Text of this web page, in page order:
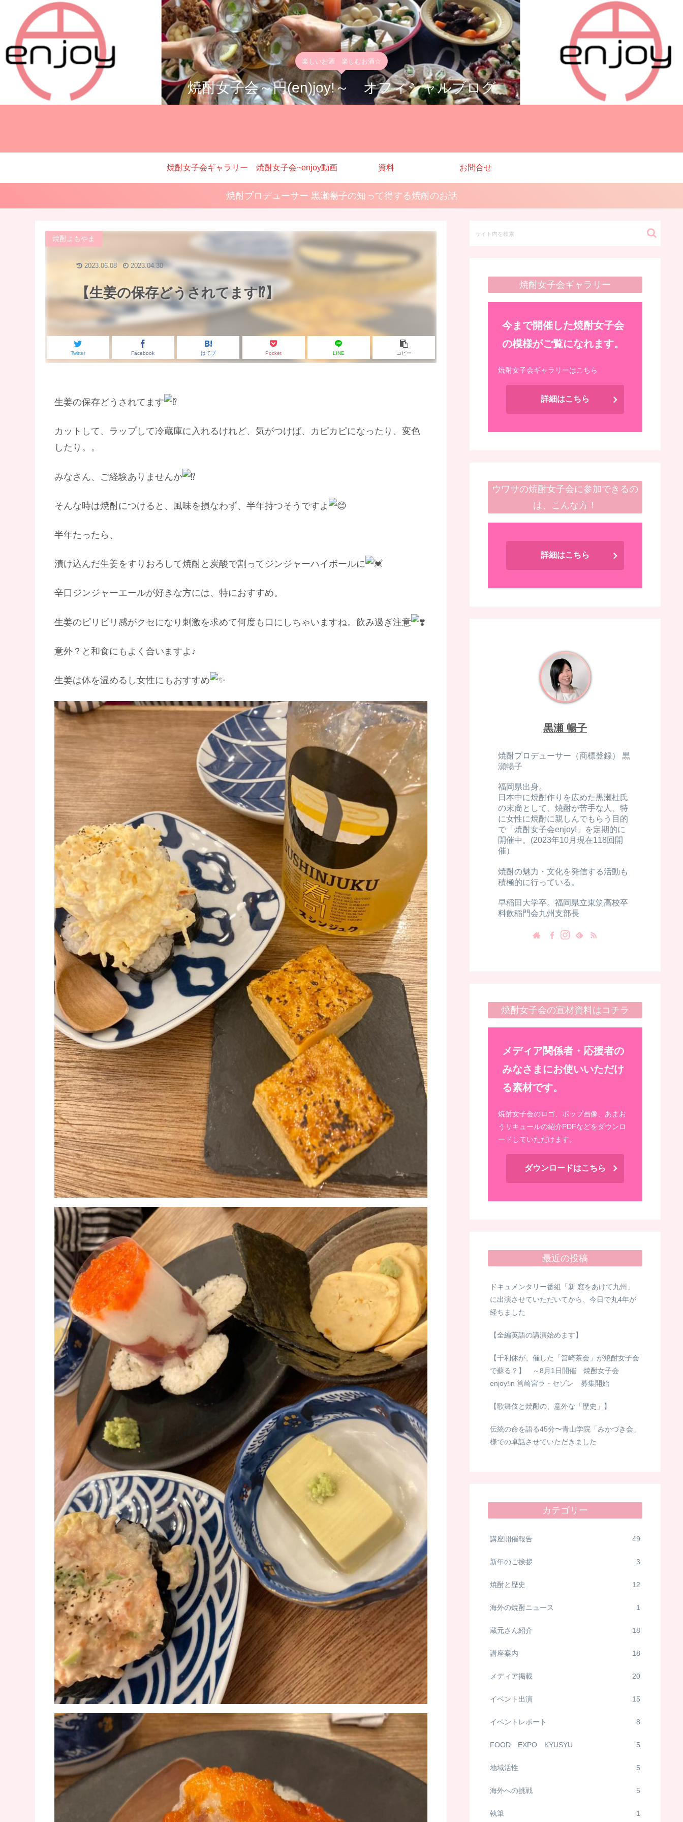
楽しいお酒 楽しむお酒☆
焼酎女子会～円(en)joy!～ オフィシャルブログ
焼酎女子会ギャラリー 焼酎女子会~enjoy動画 資料 お問合せ
焼酎プロデューサー 黒瀬暢子の知って得する焼酎のお話
【生姜の保存どうされてます⁉️】
焼酎よもやま
Twitter Facebook はてブ Pocket LINE コピー
2023.06.08 2023.04.30
生姜の保存どうされてます
カットして、ラップして冷蔵庫に入れるけれど、気がつけば、カピカピになったり、変色
したり。。
みなさん、ご経験ありませんか
そんな時は焼酎につけると、風味を損なわず、半年持つそうですよ
半年たったら、
漬け込んだ生姜をすりおろして焼酎と炭酸で割ってジンジャーハイボールに
辛口ジンジャーエールが好きな方には、特におすすめ。
生姜のピリピリ感がクセになり刺激を求めて何度も口にしちゃいますね。飲み過ぎ注意
意外？と和食にもよく合いますよ♪
生姜は体を温めるし女性にもおすすめ
焼酎女子会ギャラリー
今まで開催した焼酎女子会
の模様がご覧になれます。
焼酎女子会ギャラリーはこちら
詳細はこちら
ウワサの焼酎女子会に参加できるの
は、こんな方！
詳細はこちら
黒瀬 暢子
焼酎プロデューサー（商標登録） 黒
瀬暢子
福岡県出身。
日本中に焼酎作りを広めた黒瀬杜氏
の末裔として、焼酎が苦手な人、特
に女性に焼酎に親しんでもらう目的
で「焼酎女子会enjoy!」を定期的に
開催中。(2023年10月現在118回開
催）
焼酎の魅力・文化を発信する活動も
積極的に行っている。
早稲田大学卒。福岡県立東筑高校卒
料飲稲門会九州支部長
焼酎女子会の宣材資料はコチラ
メディア関係者・応援者の
みなさまにお使いいただけ
る素材です。
焼酎女子会のロゴ、ポップ画像、あまお
うリキュールの紹介PDFなどをダウンロ
ードしていただけます。
ダウンロードはこちら
最近の投稿
ドキュメンタリー番組「新 窓をあけて九州」
に出演させていただいてから、今日で丸4年が
経ちました
【全編英語の講演始めます】
【千利休が、催した「筥崎茶会」が焼酎女子会
で蘇る？】 ～8月1日開催 焼酎女子会
enjoy!in 筥崎宮ラ・セゾン 募集開始
【歌舞伎と焼酎の、意外な「歴史」】
伝統の命を語る45分〜青山学院「みかづき会」
様での卓話させていただきました
カテゴリー
講座開催報告 49
新年のご挨拶 3
焼酎と歴史 12
海外の焼酎ニュース 1
蔵元さん紹介 18
講座案内 18
メディア掲載 20
イベント出演 15
イベントレポート 8
FOOD EXPO KYUSYU 5
地域活性 5
海外への挑戦 5
執筆 1